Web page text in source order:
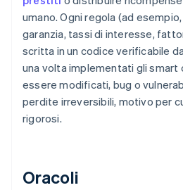
umano. Ogni regola (ad
garanzia, tassi di interesse,
scritta in un codice verificabile
una volta implementati gli
essere modificati, bug o
perdite irreversibili, motivo per
rigorosi.
Oracoli